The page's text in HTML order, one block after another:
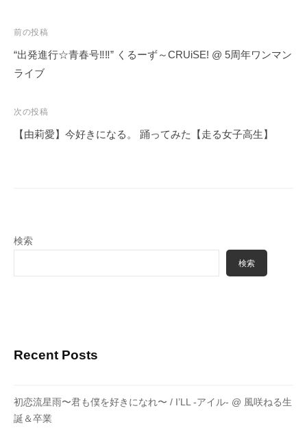
投
稿
ナ
ゲ
ー
前の投稿
“出発進行☆青春号‼︎‼︎” くるーず～CRUiSE! @ 5周年ワンマン
ライブ
次の投稿
【由莉愛】今好きになる。 踊ってみた【走る女子高生】
検索
検索
Recent Posts
初恋流星雨〜君も僕を好きになれ〜 / I’LL -アイル- @ 風咲ねる生
誕＆卒業